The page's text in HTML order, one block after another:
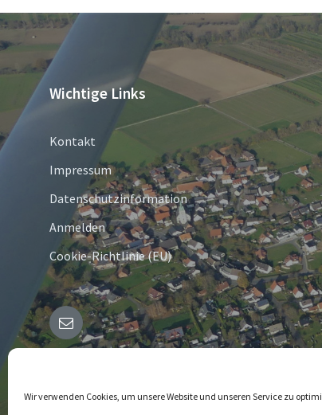
Wir verwenden Cookies, um unsere Website und unseren Service zu
Wichtige Links
Kontakt
Impressum
Datenschutzinformation
Anmelden
Cookie-Richtlinie (EU)
E-